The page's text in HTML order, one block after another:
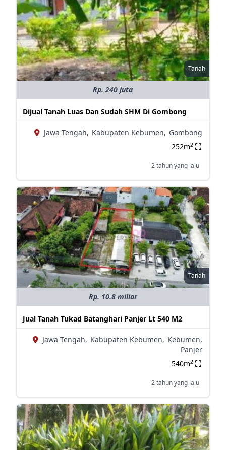
Tanah
Rp. 240 juta
Dijual Tanah Luas Dan Sudah SHM Di Gombong
Jawa Tengah, Kabupaten Kebumen, Gombong
252m2
2 tahun yang lalu
Tanah
Rp. 10.8 miliar
Jual Tanah Tukad Batanghari Panjer Lt 540 M2
Jawa Tengah, Kabupaten Kebumen, Kebumen,
Panjer
540m2
2 tahun yang lalu